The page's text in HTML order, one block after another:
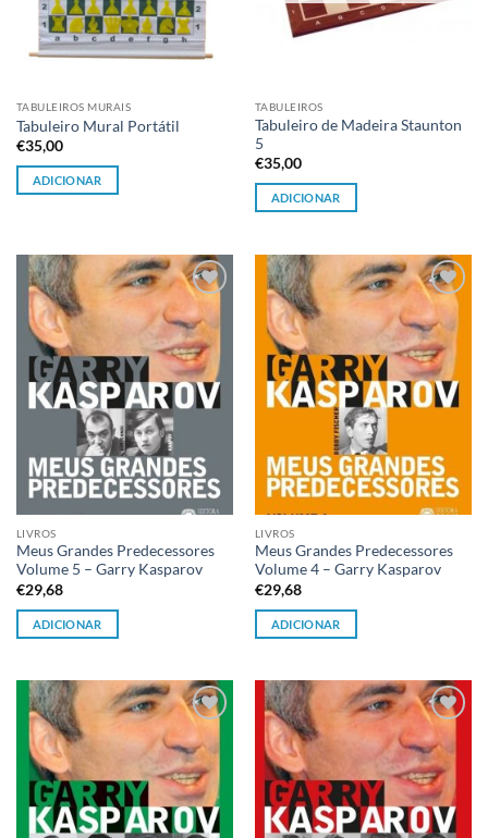
TABULEIROS MURAIS
Tabuleiro Mural Portátil
€35,00
ADICIONAR
TABULEIROS
Tabuleiro de Madeira Staunton
5
€35,00
ADICIONAR
Adicionar
à lista de
desejos
LIVROS
Meus Grandes Predecessores
Volume 5 – Garry Kasparov
€29,68
ADICIONAR
Adicionar
à lista de
desejos
LIVROS
Meus Grandes Predecessores
Volume 4 – Garry Kasparov
€29,68
ADICIONAR
Adicionar
à lista de
desejos
Adicionar
à lista de
desejos